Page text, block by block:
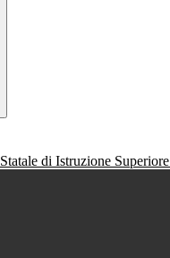
di Istruzione Superiore